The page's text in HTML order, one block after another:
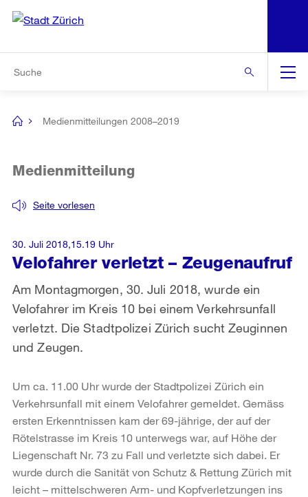
Navigation
[no
Medienmitteilungen 2008–2019
Velofahrer verletzt – Zeugenaufruf
Seite vorlesen
Medienmitteilung
Am Montagmorgen, 30. Juli 2018, wurde ein
Velofahrer im Kreis 10 bei einem Verkehrsunfall
verletzt. Die Stadtpolizei Zürich sucht Zeuginnen
und Zeugen.
30. Juli 2018,15.19 Uhr
Um ca. 11.00 Uhr wurde der Stadtpolizei Zürich ein
Verkehrsunfall mit einem Velofahrer gemeldet. Gemäss
ersten Erkenntnissen kam der 69-jährige, der auf der
Rötelstrasse im Kreis 10 unterwegs war, auf Höhe der
Liegenschaft Nr. 73 zu Fall und verletzte sich dabei. Er
wurde durch die Sanität von Schutz & Rettung Zürich mit
leicht – mittelschweren Arm- und Kopfverletzungen ins